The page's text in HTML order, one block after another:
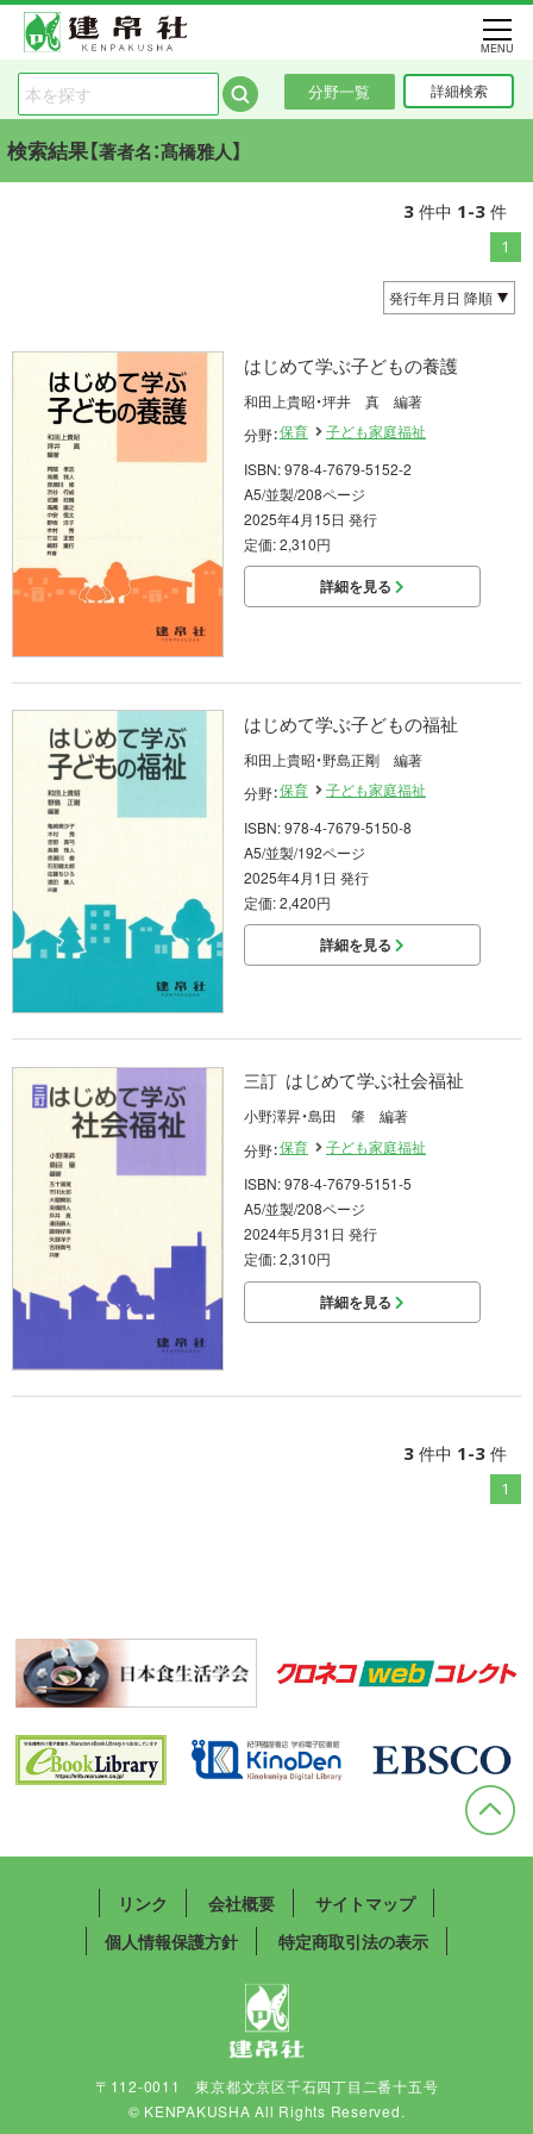
分野一覧 詳細検索
MENU
検索結果【著者名：髙橋雅人】
3件中 1-3件
1
はじめて学ぶ子どもの養護
和田上貴昭・坪井 真 編著
分野：保育
子ども家庭福祉
ISBN: 978-4-7679-5152-2
A5/並製/208ページ
2025年4月15日 発行
定価: 2,310円
詳細を見る
はじめて学ぶ子どもの福祉
和田上貴昭・野島正剛 編著
分野：保育
子ども家庭福祉
ISBN: 978-4-7679-5150-8
A5/並製/192ページ
2025年4月1日 発行
定価: 2,420円
詳細を見る
三訂 はじめて学ぶ社会福祉
小野澤昇・島田 肇 編著
分野：保育
子ども家庭福祉
ISBN: 978-4-7679-5151-5
A5/並製/208ページ
2024年5月31日 発行
定価: 2,310円
詳細を見る
3件中 1-3件
1
リンク 会社概要
サイトマップ
個人情報保護方針
特定商取引法の表示
〒112-0011 東京都文京区千石四丁目二番十五号
© KENPAKUSHA All Rights Reserved.